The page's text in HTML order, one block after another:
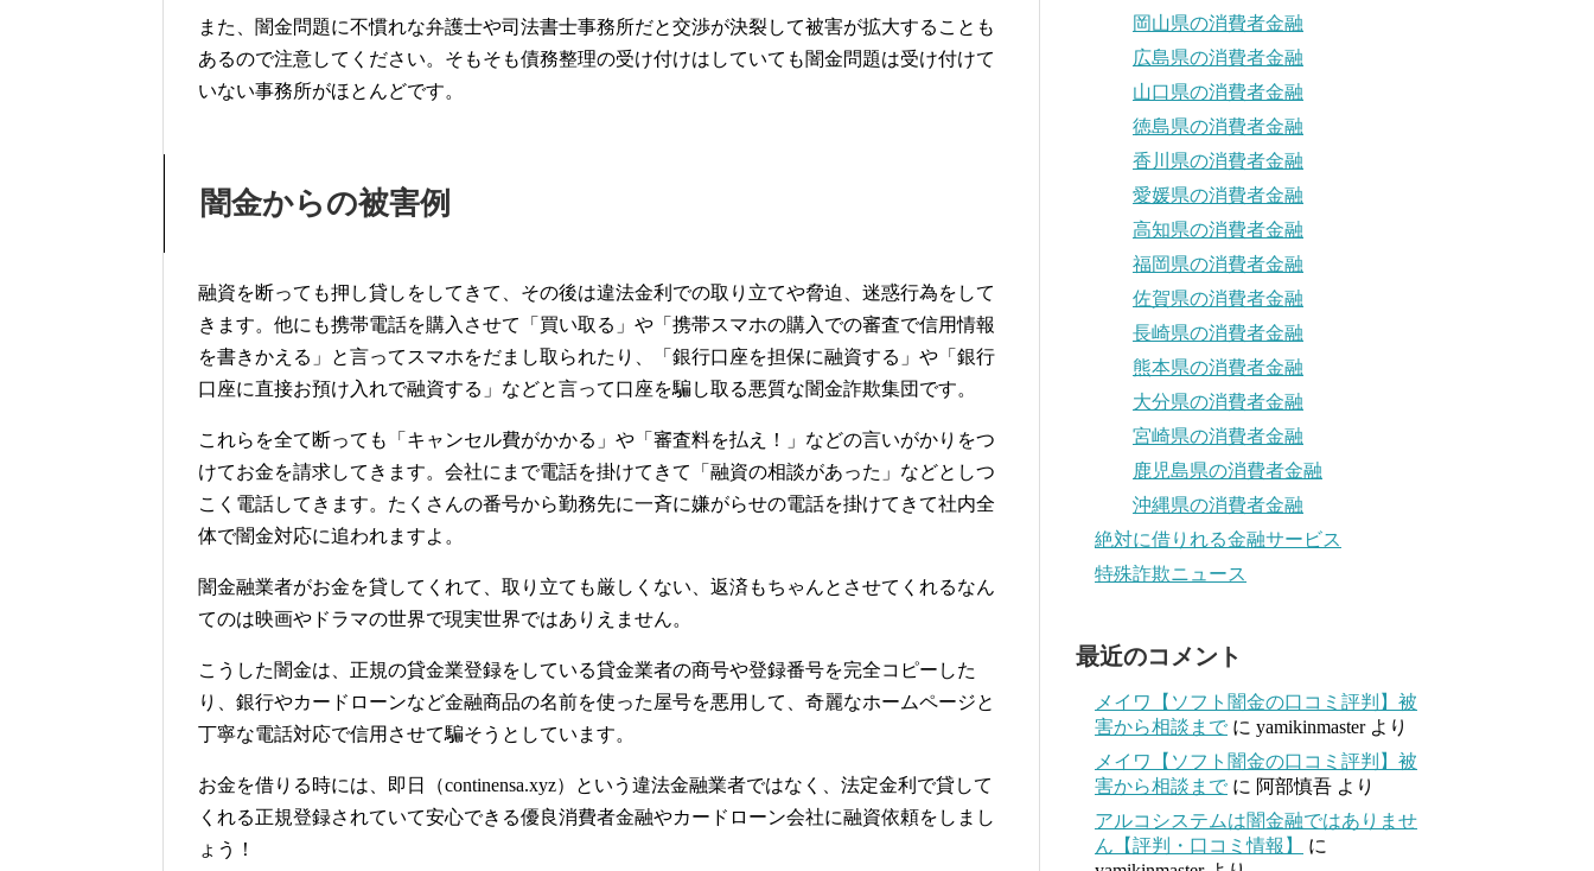
また、闇金問題に不慣れな弁護士や司法書士事務所だと交渉が決裂して被害が拡大することも
あるので注意してください。そもそも債務整理の受け付けはしていても闇金問題は受け付けて
いない事務所がほとんどです。
闇金からの被害例
融資を断っても押し貸しをしてきて、その後は違法金利での取り立てや脅迫、迷惑行為をして
きます。他にも携帯電話を購入させて「買い取る」や「携帯スマホの購入での審査で信用情報
を書きかえる」と言ってスマホをだまし取られたり、「銀行口座を担保に融資する」や「銀行
口座に直接お預け入れで融資する」などと言って口座を騙し取る悪質な闇金詐欺集団です。
これらを全て断っても「キャンセル費がかかる」や「審査料を払え！」などの言いがかりをつ
けてお金を請求してきます。会社にまで電話を掛けてきて「融資の相談があった」などとしつ
こく電話してきます。たくさんの番号から勤務先に一斉に嫌がらせの電話を掛けてきて社内全
体で闇金対応に追われますよ。
闇金融業者がお金を貸してくれて、取り立ても厳しくない、返済もちゃんとさせてくれるなん
てのは映画やドラマの世界で現実世界ではありえません。
こうした闇金は、正規の貸金業登録をしている貸金業者の商号や登録番号を完全コピーした
り、銀行やカードローンなど金融商品の名前を使った屋号を悪用して、奇麗なホームページと
丁寧な電話対応で信用させて騙そうとしています。
お金を借りる時には、即日（continensa.xyz）という違法金融業者ではなく、法定金利で貸して
くれる正規登録されていて安心できる優良消費者金融やカードローン会社に融資依頼をしまし
ょう！
岡山県の消費者金融
広島県の消費者金融
山口県の消費者金融
徳島県の消費者金融
香川県の消費者金融
愛媛県の消費者金融
高知県の消費者金融
福岡県の消費者金融
佐賀県の消費者金融
長崎県の消費者金融
熊本県の消費者金融
大分県の消費者金融
宮崎県の消費者金融
鹿児島県の消費者金融
沖縄県の消費者金融
絶対に借りれる金融サービス
特殊詐欺ニュース
最近のコメント
メイワ【ソフト闇金の口コミ評判】被
害から相談まで に yamikinmasterより
メイワ【ソフト闇金の口コミ評判】被
害から相談まで に 阿部慎吾 より
アルコシステムは闇金融ではありませ
ん【評判・口コミ情報】
に